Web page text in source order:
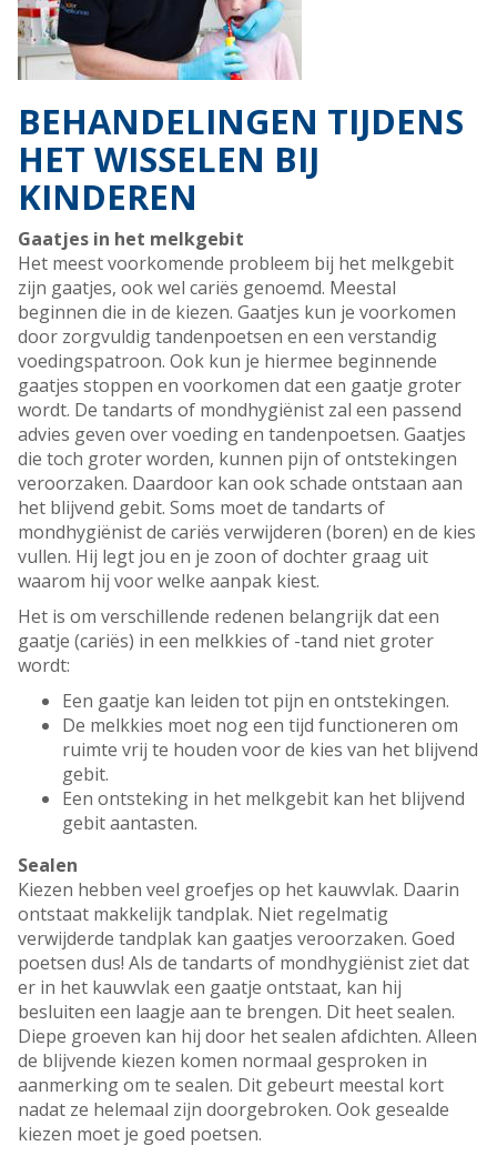
BEHANDELINGEN TIJDENS
HET WISSELEN BIJ
KINDEREN
Gaatjes in het melkgebit
Het meest voorkomende probleem bij het melkgebit
zijn gaatjes, ook wel cariës genoemd. Meestal
beginnen die in de kiezen. Gaatjes kun je voorkomen
door zorgvuldig tandenpoetsen en een verstandig
voedingspatroon. Ook kun je hiermee beginnende
gaatjes stoppen en voorkomen dat een gaatje groter
wordt. De tandarts of mondhygiënist zal een passend
advies geven over voeding en tandenpoetsen. Gaatjes
die toch groter worden, kunnen pijn of ontstekingen
veroorzaken. Daardoor kan ook schade ontstaan aan
het blijvend gebit. Soms moet de tandarts of
mondhygiënist de cariës verwijderen (boren) en de kies
vullen. Hij legt jou en je zoon of dochter graag uit
waarom hij voor welke aanpak kiest.
Het is om verschillende redenen belangrijk dat een
gaatje (cariës) in een melkkies of -tand niet groter
wordt:
Een gaatje kan leiden tot pijn en ontstekingen.
De melkkies moet nog een tijd functioneren om
ruimte vrij te houden voor de kies van het blijvend
gebit.
Een ontsteking in het melkgebit kan het blijvend
gebit aantasten.
Sealen
Kiezen hebben veel groefjes op het kauwvlak. Daarin
ontstaat makkelijk tandplak. Niet regelmatig
verwijderde tandplak kan gaatjes veroorzaken. Goed
poetsen dus! Als de tandarts of mondhygiënist ziet dat
er in het kauwvlak een gaatje ontstaat, kan hij
besluiten een laagje aan te brengen. Dit heet sealen.
Diepe groeven kan hij door het sealen afdichten. Alleen
de blijvende kiezen komen normaal gesproken in
aanmerking om te sealen. Dit gebeurt meestal kort
nadat ze helemaal zijn doorgebroken. Ook gesealde
kiezen moet je goed poetsen.